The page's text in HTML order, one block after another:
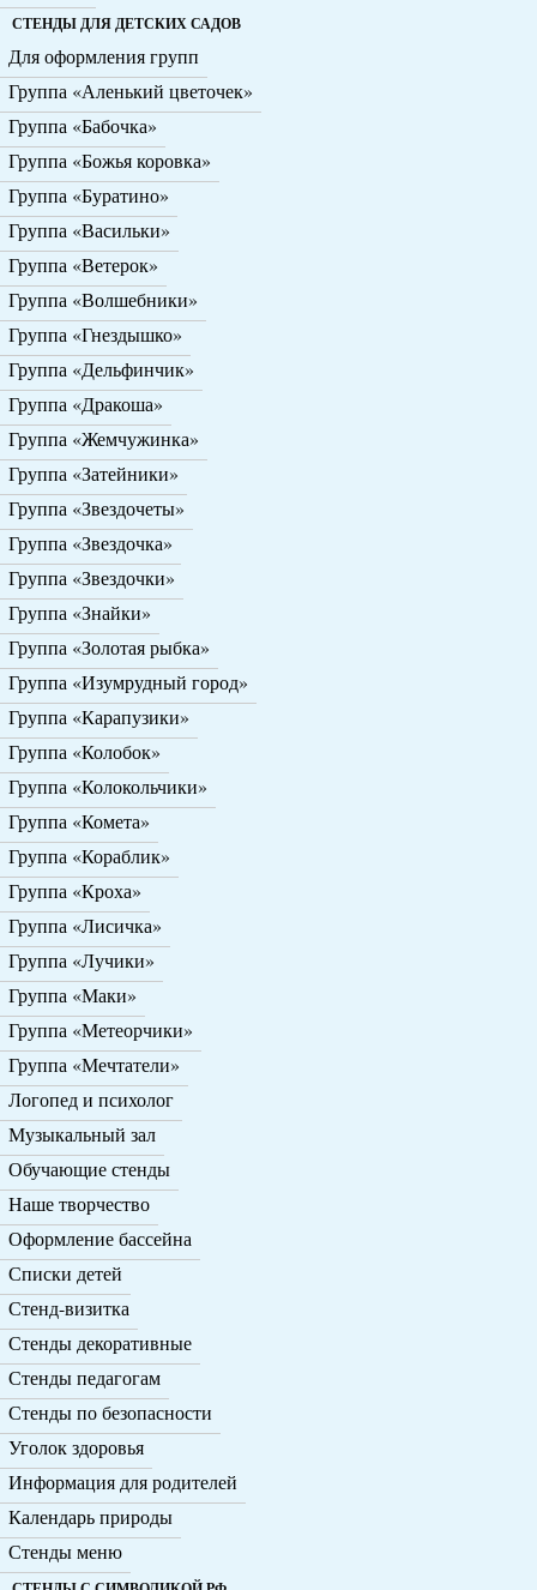
СТЕНДЫ ДЛЯ ДЕТСКИХ САДОВ
Для оформления групп
Группа «Аленький цветочек»
Группа «Бабочка»
Группа «Божья коровка»
Группа «Буратино»
Группа «Васильки»
Группа «Ветерок»
Группа «Волшебники»
Группа «Гнездышко»
Группа «Дельфинчик»
Группа «Дракоша»
Группа «Жемчужинка»
Группа «Затейники»
Группа «Звездочеты»
Группа «Звездочка»
Группа «Звездочки»
Группа «Знайки»
Группа «Золотая рыбка»
Группа «Изумрудный город»
Группа «Карапузики»
Группа «Колобок»
Группа «Колокольчики»
Группа «Комета»
Группа «Кораблик»
Группа «Кроха»
Группа «Лисичка»
Группа «Лучики»
Группа «Маки»
Группа «Метеорчики»
Группа «Мечтатели»
Логопед и психолог
Музыкальный зал
Обучающие стенды
Наше творчество
Оформление бассейна
Списки детей
Стенд-визитка
Стенды декоративные
Стенды педагогам
Стенды по безопасности
Уголок здоровья
Информация для родителей
Календарь природы
Стенды меню